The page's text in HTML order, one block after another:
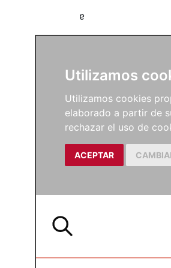
Utilizamos
Utilizamos cookies
elaborado a partir de
rechazar el uso de
ACEPTAR
a